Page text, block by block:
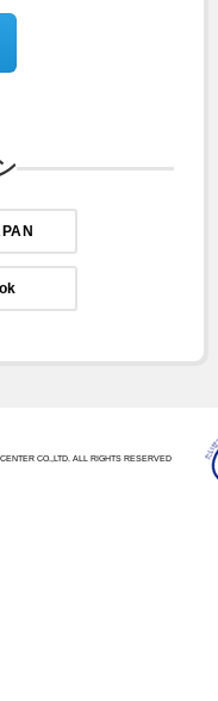
CO.,LTD. ALL RIGHTS RESERVED